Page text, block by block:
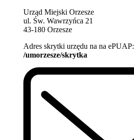
Urząd Miejski Orzesze
ul. Św. Wawrzyńca 21
43-180 Orzesze
Adres skrytki urzędu na na ePUAP:
/umorzesze/skrytka